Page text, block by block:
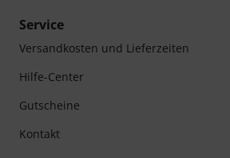
Service
Versandkosten und Lieferzeiten
Hilfe-Center
Gutscheine
Kontakt